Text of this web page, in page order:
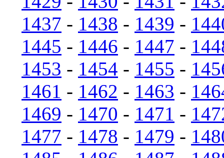
1437 - 1438 - 1439 -
1445 - 1446 - 1447 -
1453 - 1454 - 1455 -
1461 - 1462 - 1463 -
1469 - 1470 - 1471 -
1477 - 1478 - 1479 -